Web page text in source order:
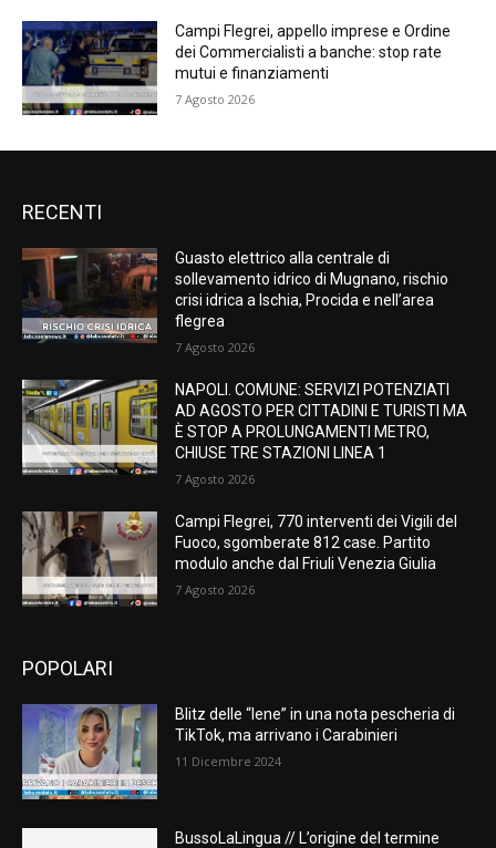
Campi Flegrei, appello imprese e Ordine
dei Commercialisti a banche: stop rate
mutui e finanziamenti
7 Agosto 2026
RECENTI
Guasto elettrico alla centrale di
sollevamento idrico di Mugnano, rischio
crisi idrica a Ischia, Procida e nell’area
flegrea
7 Agosto 2026
NAPOLI. COMUNE: SERVIZI POTENZIATI
AD AGOSTO PER CITTADINI E TURISTI MA
È STOP A PROLUNGAMENTI METRO,
CHIUSE TRE STAZIONI LINEA 1
7 Agosto 2026
Campi Flegrei, 770 interventi dei Vigili del
Fuoco, sgomberate 812 case. Partito
modulo anche dal Friuli Venezia Giulia
7 Agosto 2026
POPOLARI
Blitz delle “Iene” in una nota pescheria di
TikTok, ma arrivano i Carabinieri
11 Dicembre 2024
BussoLaLingua // L’origine del termine